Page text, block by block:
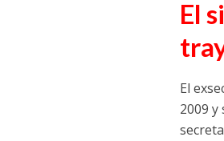
El
El
2009 y